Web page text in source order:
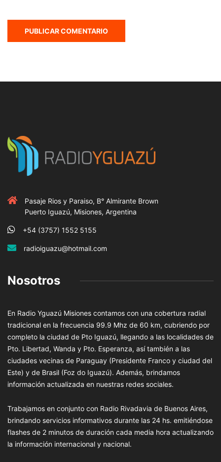
Pasaje Rios y Paraiso, B° Almirante Brown
Puerto Iguazú, Misiones, Argentina
+54 (3757) 1552 5155
radioiguazu@hotmail.com
Nosotros
En Radio Yguazú Misiones contamos con una cobertura radial
tradicional en la frecuencia 99.9 Mhz de 60 km, cubriendo por
completo la ciudad de Pto Iguazú, llegando a las localidades de
Pto. Libertad, Wanda y Pto. Esperanza, así también a las
ciudades vecinas de Paraguay (Presidente Franco y ciudad del
Este) y de Brasil (Foz do Iguazú). Además, brindamos
información actualizada en nuestras redes sociales.
Trabajamos en conjunto con Radio Rivadavia de Buenos Aires,
brindando servicios informativos durante las 24 hs. emitiéndose
flashes de 2 minutos de duración cada media hora actualizando
la información internacional y nacional.